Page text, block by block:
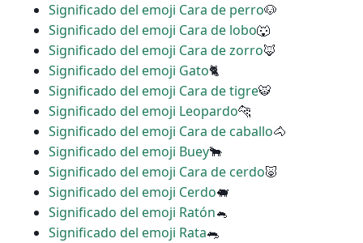
Significado del emoji Cara de perro🐶
Significado del emoji Cara de lobo🐺
Significado del emoji Cara de zorro🦊
Significado del emoji Gato🐈
Significado del emoji Cara de tigre🐯
Significado del emoji Leopardo🐆
Significado del emoji Cara de caballo🐴
Significado del emoji Buey🐂
Significado del emoji Cara de cerdo🐷
Significado del emoji Cerdo🐖
Significado del emoji Ratón🐁
Significado del emoji Rata🐀